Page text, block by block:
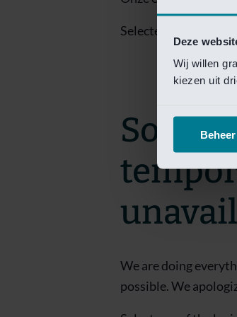
Deze
Wij willen
kiezen uit
Selecteer een van de
Sorry!
We are doing
possible. We